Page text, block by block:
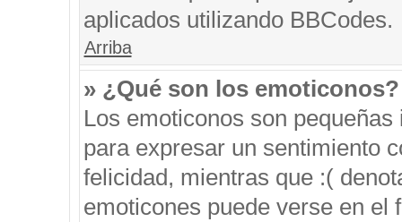
aplicados utilizando BBCodes.
Arriba
» ¿Qué son los emoticonos?
Los emoticonos son
para expresar un sentimiento
felicidad, mientras que :(
emoticones puede verse en el